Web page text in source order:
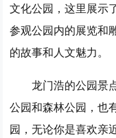
文化公园，这里展示
参观公园内的展览和
的故事和人文魅力。
龙门浩的公园景
公园和森林公园，也
园，无论你是喜欢亲